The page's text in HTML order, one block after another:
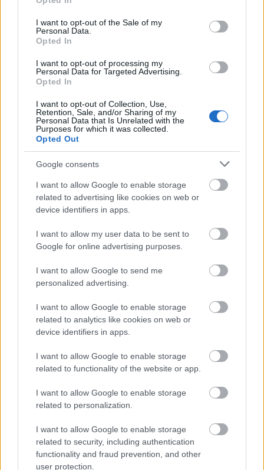
use your data for below specified purposes in below Google
consent section.
I want to opt-out of the Sale of my
Personal Data.
Opted In
I want to opt-out of processing my
Personal Data for Targeted Advertising.
Opted In
I want to opt-out of Collection, Use,
Retention, Sale, and/or Sharing of my
Personal Data that Is Unrelated with the
Purposes for which it was collected.
Opted Out
Google consents
I want to allow Google to enable storage
related to advertising like cookies on web or
device identifiers in apps.
I want to allow my user data to be sent to
Google for online advertising purposes.
I want to allow Google to send me
personalized advertising.
I want to allow Google to enable storage
related to analytics like cookies on web or
device identifiers in apps.
I want to allow Google to enable storage
related to functionality of the website or app.
I want to allow Google to enable storage
related to personalization.
I want to allow Google to enable storage
related to security, including authentication
functionality and fraud prevention, and other
user protection.
„Csonka évadot zárni nem felemelő
érzés"
mtothorsi•2020. július 15.
Megtartotta évadzáró társulati ülését a Tomcsa
Sándor Színház. A világjárvány próbára tette az
"Csak engedjenek át a határon,
jövünk!"
mtothorsi 2020. július 13.
Augusztus 21. és 29. között, a tervezett és már